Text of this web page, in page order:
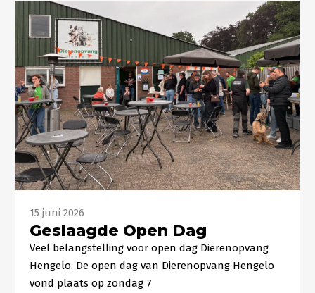
15 juni 2026
Geslaagde Open Dag
Veel belangstelling voor open dag Dierenopvang
Hengelo. De open dag van Dierenopvang Hengelo
vond plaats op zondag 7